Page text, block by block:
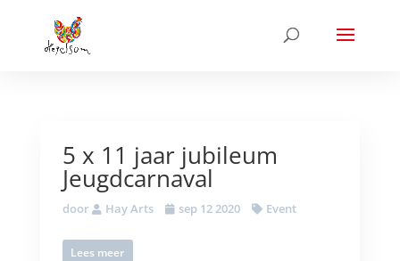
5 x 11 jaar jubileum
Jeugdcarnaval
door Hay Arts sep 12 2020 Event
Lees meer